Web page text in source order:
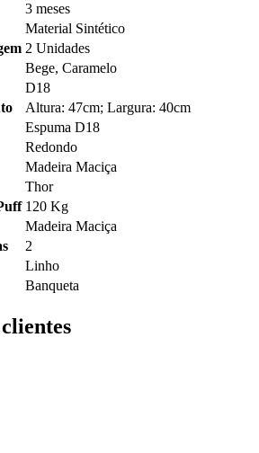
3 meses
Material Sintético
2 Unidades
Bege, Caramelo
D18
Altura: 47cm; Largura: 40cm
Espuma D18
Redondo
Madeira Maciça
Thor
120 Kg
Madeira Maciça
2
Linho
Banqueta